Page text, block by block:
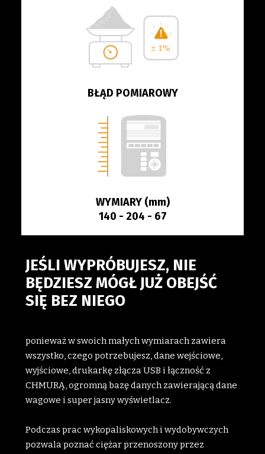
BŁĄD POMIAROWY
WYMIARY (mm)
140 - 204 - 67
JEŚLI WYPRÓBUJESZ, NIE
BĘDZIESZ MÓGŁ JUŻ OBEJŚĆ
SIĘ BEZ NIEGO
ponieważ w swoich małych wymiarach zawiera
wszystko, czego potrzebujesz, dane wejściowe,
wyjściowe, drukarkę złącza USB i łączność z
CHMURĄ, ogromną bazę danych zawierającą dane
wagowe i super jasny wyświetlacz.
Podczas prac wykopaliskowych i wydobywczych
pozwala poznać ciężar przenoszony przez